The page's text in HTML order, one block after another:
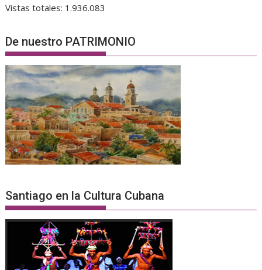
Vistas totales: 1.936.083
De nuestro PATRIMONIO
Santiago en la Cultura Cubana